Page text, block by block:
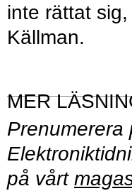
inte rättat
Källman.
Prenumerera
på vårt